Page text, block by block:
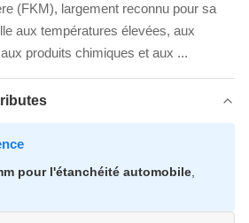
(FKM), largement reconnu pour sa
aux températures élevées, aux
produits chimiques et aux ...
pour l'étanchéité automobile,